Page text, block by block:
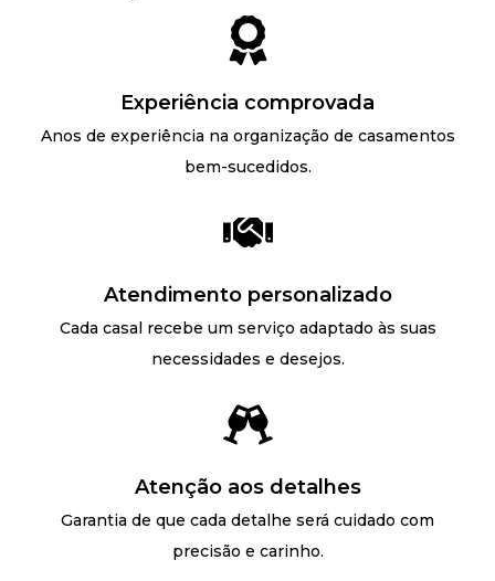
Experiência comprovada
Anos de experiência na organização de casamentos
bem-sucedidos.
Atendimento personalizado
Cada casal recebe um serviço adaptado às suas
necessidades e desejos.
Atenção aos detalhes
Garantia de que cada detalhe será cuidado com
precisão e carinho.